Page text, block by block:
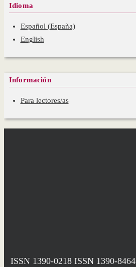
Idioma
Español (España)
English
Información
Para lectores/as
ISSN 1390-0218 ISSN 1390-8464